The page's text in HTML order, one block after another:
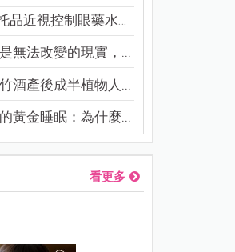
近視控制眼藥水納...
無法改變的現實，...
酒產後成半植物人...
黃金睡眠：為什麼...
看更多